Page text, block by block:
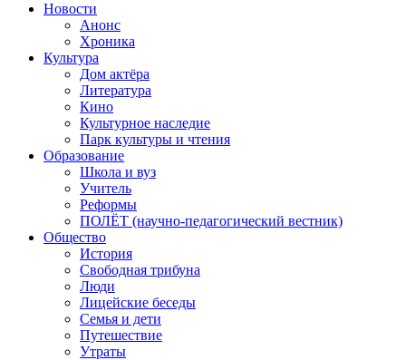
Новости
Анонс
Хроника
Культура
Дом актёра
Литература
Кино
Культурное наследие
Парк культуры и чтения
Образование
Школа и вуз
Учитель
Реформы
ПОЛЁТ (научно-педагогический вестник)
Общество
История
Свободная трибуна
Люди
Лицейские беседы
Семья и дети
Путешествие
Утраты